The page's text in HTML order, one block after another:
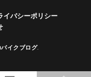
イバシーポリシー
イクブログ.